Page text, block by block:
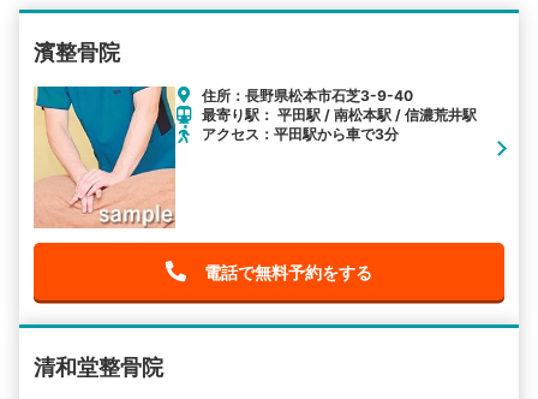
濱整骨院
住所：長野県松本市石芝3-9-40
最寄り駅： 平田駅 / 南松本駅 / 信濃荒井駅
アクセス：平田駅から車で3分
電話で無料予約をする
清和堂整骨院